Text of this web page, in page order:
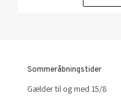
Sommeråbningstider
Gælder til og med 15/8